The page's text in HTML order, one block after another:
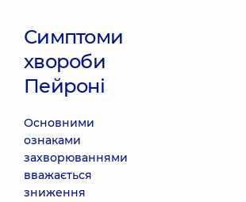
Симптоми
хвороби
Пейроні
Основними
ознаками
захворюваннями
вважається
зниження